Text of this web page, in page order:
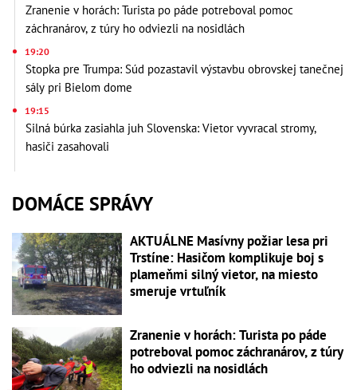
Zranenie v horách: Turista po páde potreboval pomoc
záchranárov, z túry ho odviezli na nosidlách
19:20
Stopka pre Trumpa: Súd pozastavil výstavbu obrovskej tanečnej
sály pri Bielom dome
19:15
Silná búrka zasiahla juh Slovenska: Vietor vyvracal stromy,
hasiči zasahovali
DOMÁCE SPRÁVY
AKTUÁLNE Masívny požiar lesa pri
Trstíne: Hasičom komplikuje boj s
plameňmi silný vietor, na miesto
smeruje vrtuľník
Zranenie v horách: Turista po páde
potreboval pomoc záchranárov, z túry
ho odviezli na nosidlách